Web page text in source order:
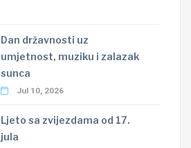
Dan državnosti uz
umjetnost, muziku i zalazak
sunca
Jul 10, 2026
Ljeto sa zvijezdama od 17.
jula